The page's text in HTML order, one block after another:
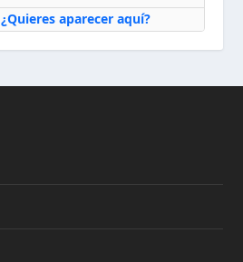
¿Quieres aparecer aquí?